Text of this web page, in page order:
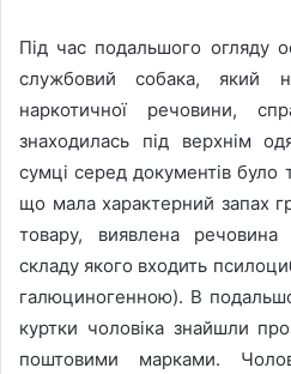
Під час подальшого огляду
службовий собака, який
наркотичної речовини,
знаходилась під верхнім
сумці серед документів
що мала характерний запах
товару, виявлена
складу якого входить
галюциногенною). В
куртки чоловіка знайшли
поштовими марками.